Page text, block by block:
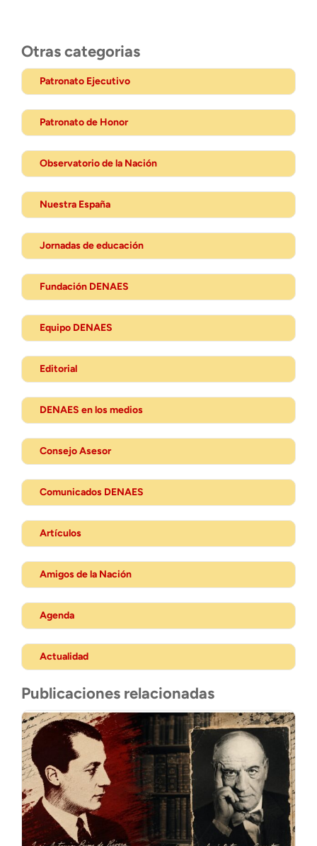
Otras categorias
Patronato Ejecutivo
Patronato de Honor
Observatorio de la Nación
Nuestra España
Jornadas de educación
Fundación DENAES
Equipo DENAES
Editorial
DENAES en los medios
Consejo Asesor
Comunicados DENAES
Artículos
Amigos de la Nación
Agenda
Actualidad
Publicaciones relacionadas